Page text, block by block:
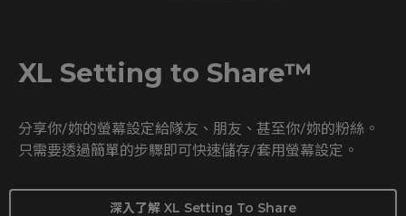
XL Setting to Share™
分享你/妳的螢幕設定給隊友、朋友、甚至你/妳的粉絲。
只需要透過簡單的步驟即可快速儲存/套用螢幕設定。
深入了解 XL Setting To Share